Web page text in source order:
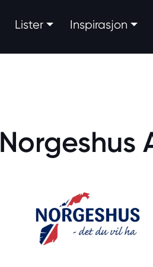
Lister Inspirasjon
Norgeshus